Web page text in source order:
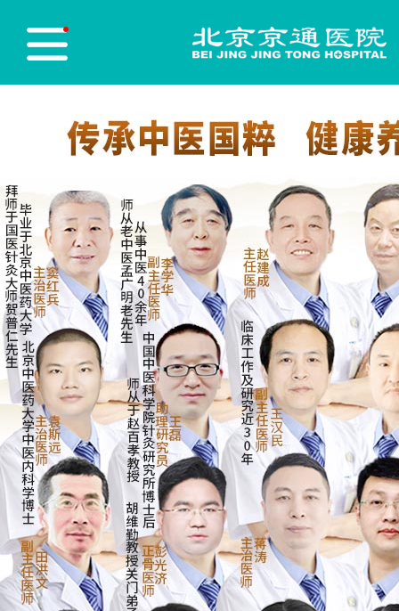
医院首页 Hospital Home
医院新闻
医师团队 Physician Team
志愿服务 Red blood cell
党员先锋 Party Building
医保政策 Medical insurance policy
来院路线 Hospital Route
预约挂号 Appointment Registration
电话挂号